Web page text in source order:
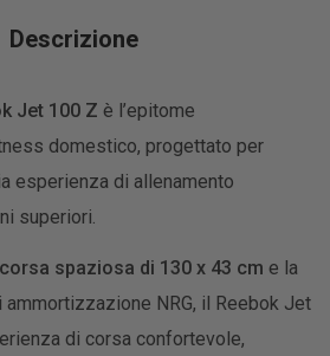
Descrizione
Jet 100 Z è l’epitome
domestico, progettato per
esperienza di allenamento
superiori.
spaziosa di 130 x 43 cm e la
NRG, il Reebok Jet
di corsa confortevole,